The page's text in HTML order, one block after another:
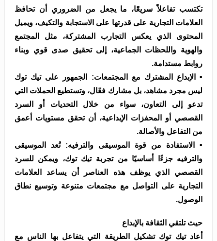
تكتسب تفاعلاً سريعًا، ما يجعل من الضروري أن تحافظ
العلامات التجارية على قدرتها على الاستجابة والتكيف، ويميل
المحتوى الذي يعكس التجارب المشتركة، مثل المجتمع
والهوية واللحظات الجماعية، إلى تحقيق صدى قوي وبناء
روابط مستدامة.
• الإبداع المشترك مع المجتمعات: الجمهور على تيك توك
ليس مجرد مشاهد، بل مشارك فعّال، وتستطيع الحملات التي
تدعو إلى التعاون، سواء من خلال التحديات أو السرد
القصصي أو المحفزات الإبداعية، أن تحقق مستويات أعمق
من التفاعل والأصالة.
• الاستفادة من قوة الموسيقى والترفيه: تُعد الموسيقى
والترفيه جزءًا أساسيًا من تجربة تيك توك، ويمكن للسرد
القصصي الذي يوظف هذه العناصر أن يساعد العلامات
التجارية على التواصل مع مجتمعات متنوعة وتوسيع نطاق
الوصول.
حيث تلتقي الثقافة بالإبداع
أعاد تيك توك تشكيل الطريقة التي يتفاعل بها الناس مع